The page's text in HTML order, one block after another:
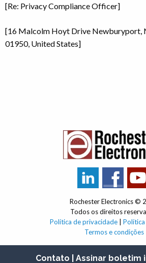
[Re: Privacy Compliance Officer]
[16 Malcolm Hoyt Drive Newburyport,
01950, United States]
Rochester Electronics ©
Todos os direitos
Política de privacidade|
Termos e condições
Contato | Assinar boletim